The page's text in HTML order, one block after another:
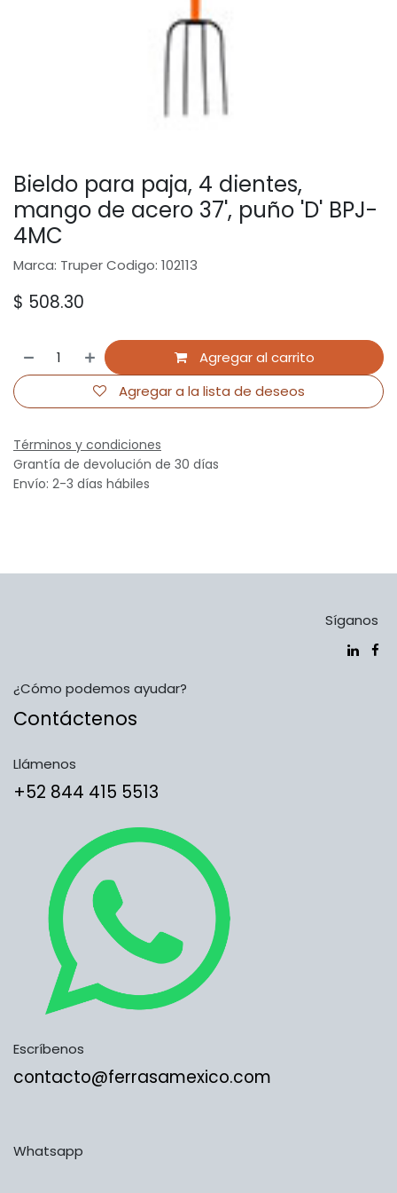
Bieldo para paja, 4 dientes,
mango de acero 37', puño 'D' BPJ-
4MC
Marca: Truper Codigo: 102113
$ 508.30
Agregar al carrito
Agregar a la lista de deseos
Términos y condiciones
Grantía de devolución de 30 días
Envío: 2-3 días hábiles
Síganos
¿Cómo podemos ayudar?
Contáctenos
Llámenos
​​​​​​​​​​​​+5​2​ ​8​4​4​ ​4​1​5​ 5​5​1​3​​​​​​​​​​​​​​
Escríbenos
contacto@ferrasamexico.com
Whatsapp